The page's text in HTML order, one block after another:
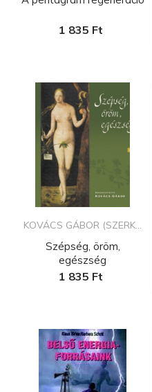
1 835 Ft
KOVÁCS GÁBOR (SZERK...
Szépség, öröm,
egészség
1 835 Ft